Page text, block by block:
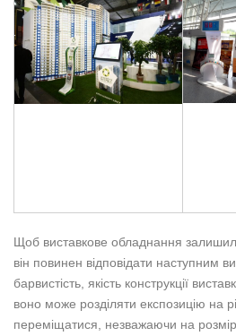
Щоб виставкове обладнання залишило
він повинен відповідати наступним
барвистість, якість конструкції
воно може розділяти експозицію на
переміщатися, незважаючи на